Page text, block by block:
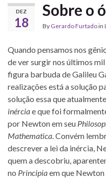
DEZ
18
Sobre o
By Gerardo Furtadoin
Quando pensamos nos
de ver surgir nos últimos
figura barbuda de Galileu
realizações está a solução
solução essa que
inérciae que foi
por Newton em seu
Mathematica. Convém
descrever a lei da inércia,
quem a descobriu,
no Principiaem que